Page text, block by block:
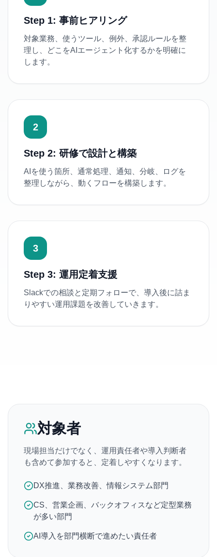
Step 1: 事前ヒアリング
対象業務、使うツール、例外、承認ルールを整
理し、どこをAIエージェント化するかを明確に
します。
2
Step 2: 研修で設計と構築
AIを使う箇所、通常処理、通知、分岐、ログを
整理しながら、動くフローを構築します。
3
Step 3: 運用定着支援
Slackでの相談と定期フォローで、導入後に詰ま
りやすい運用課題を改善していきます。
対象者
現場担当だけでなく、運用責任者や導入判断者
も含めて参加すると、定着しやすくなります。
DX推進、業務改善、情報システム部門
CS、営業企画、バックオフィスなど定型業務
が多い部門
AI導入を部門横断で進めたい責任者